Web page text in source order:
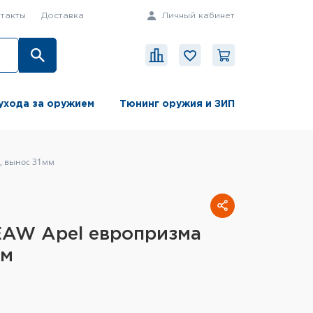
Доставка Личный кабинет
за оружием Тюнинг оружия и ЗИП
вынос 31мм
Apel европризма